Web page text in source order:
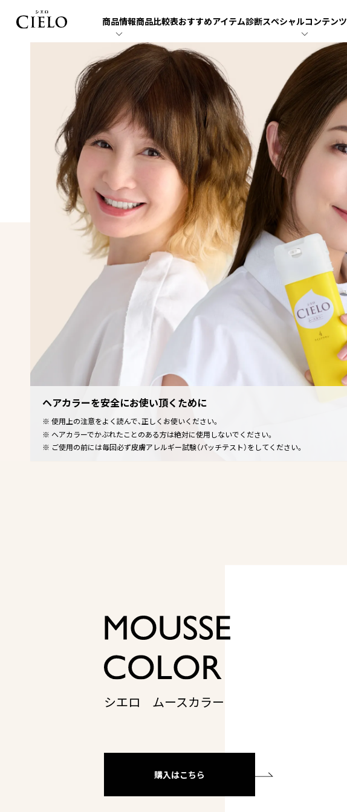
商品情報商品比較表おすすめアイテム診断スペシャルコンテンツ
ヘアカラーを安全にお使い頂くために
使用上の注意をよく読んで、正しくお使いください。
ヘアカラーでかぶれたことのある方は絶対に使用しないでください。
ご使用の前には毎回必ず皮膚アレルギー試験（パッチテスト）をしてください。
シエロ ムースカラー
購入はこちら